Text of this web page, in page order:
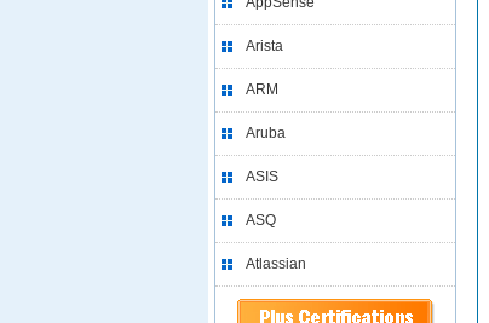
Arista
ARM
Aruba
ASIS
ASQ
Atlassian